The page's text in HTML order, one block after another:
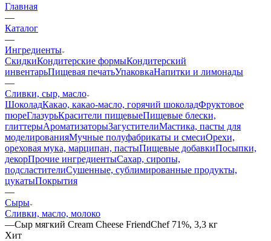
Главная
—
Каталог
—
Ингредиенты
СкидкиКондитерские формыКондитерский
инвентарьПищевая печатьУпаковкаНапитки и лимонады
—
Сливки, сыр, масло
ШоколадКакао, какао-масло, горячий шоколадФруктовое
пюреГлазурьКрасители пищевыеПищевые блески,
глиттерыАроматизаторыЗагустителиМастика, пасты для
моделированияМучные полуфабрикаты и смесиОрехи,
ореховая мука, марципан, пастыПищевые добавкиПосыпки,
декорПрочие ингредиентыСахар, сиропы,
подсластителиСушенные, сублимированные продукты,
цукатыПокрытия
—
Сыры
Сливки, масло, молоко
—Сыр мягкий Cream Cheese FriendChef 71%, 3,3 кг
Хит